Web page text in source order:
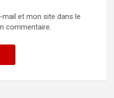
et mon site dans le
commentaire.